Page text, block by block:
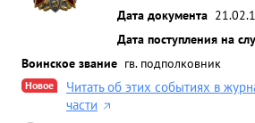
Дата документа
Дата поступления на
Воинское звание гв. подполковник
Новое
Читать об этих событиях в
части